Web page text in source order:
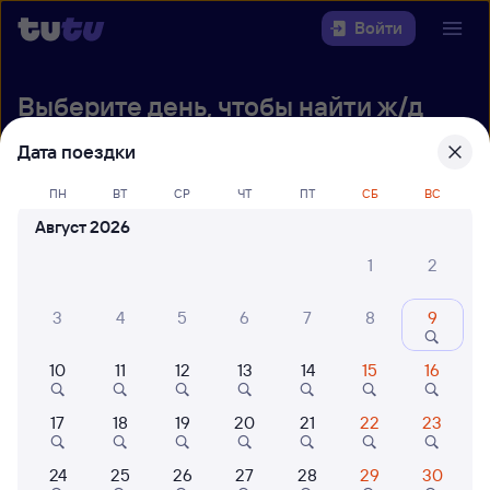
Войти
Выберите день, чтобы найти ж/д
Куда
Найти поезда
Дата поездки
ПН ВТ СР ЧТ ПТ СБ ВС
Август 2026
1
2
3 4 5 6 7 8 9
10 11 12 13 14 15 16
17 18 19 20 21 22 23
24 25 26 27 28 29 30